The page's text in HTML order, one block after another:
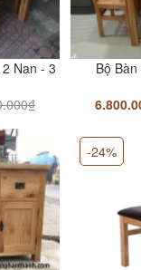
Nan - 3
Bộ
-24%